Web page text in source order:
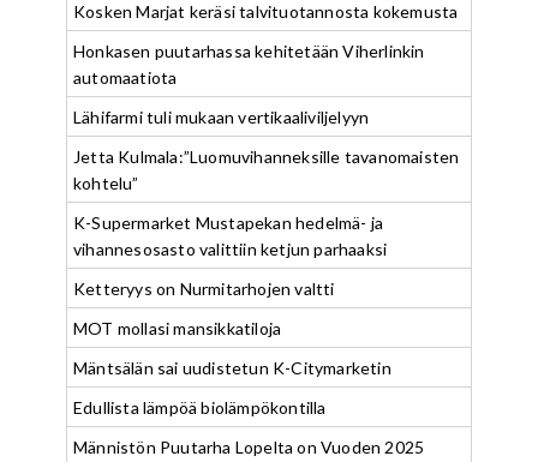
Kosken Marjat keräsi talvituotannosta kokemusta
Honkasen puutarhassa kehitetään Viherlinkin
automaatiota
Lähifarmi tuli mukaan vertikaaliviljelyyn
Jetta Kulmala:”Luomuvihanneksille tavanomaisten
kohtelu”
K-Supermarket Mustapekan hedelmä- ja
vihannesosasto valittiin ketjun parhaaksi
Ketteryys on Nurmitarhojen valtti
MOT mollasi mansikkatiloja
Mäntsälän sai uudistetun K-Citymarketin
Edullista lämpöä biolämpökontilla
Männistön Puutarha Lopelta on Vuoden 2025